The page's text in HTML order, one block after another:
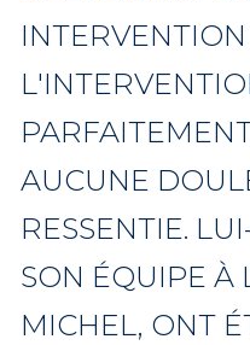
AUCUNE
RESSENTIE.
SON ÉQUIPE À
MICHEL, ONT